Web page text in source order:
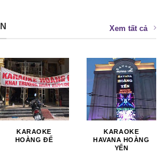
Xem tất cả
KARAOKE
HOÀNG ĐẾ
KARAOKE
HAVANA HOÀNG
YẾN